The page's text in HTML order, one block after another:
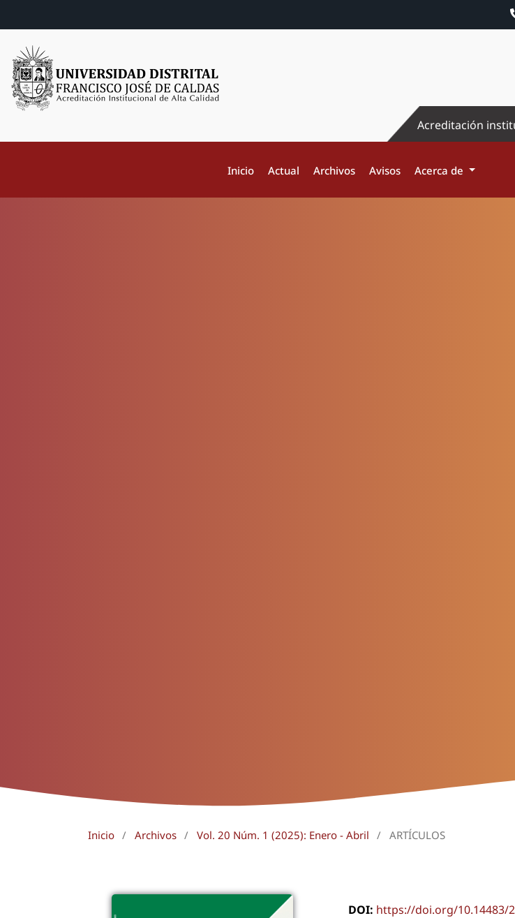
Acreditación
Inicio Actual Archivos Avisos Acerca de
Inicio / Archivos / Vol. 20 Núm. 1 (2025): Enero - Abril / ARTÍCULOS
DOI: https://doi.org/10.14483/